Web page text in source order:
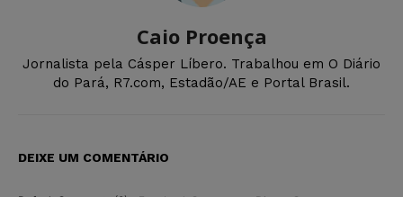
Caio Proença
Jornalista pela Cásper Líbero. Trabalhou em O Diário
do Pará, R7.com, Estadão/AE e Portal Brasil.
DEIXE UM COMENTÁRIO